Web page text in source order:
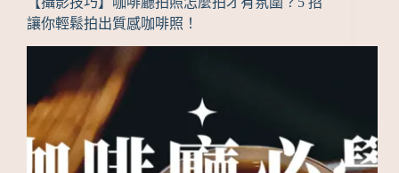
讓你輕鬆拍出質感咖啡照！